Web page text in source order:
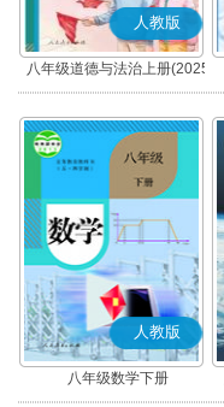
人教版
八年级道德与法治上册(2025
秋版)(部编版)
人教版
八年级数学下册